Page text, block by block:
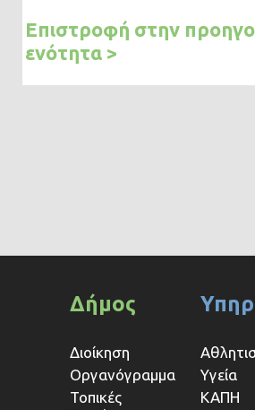
Επιστροφή στην
ενότητα >
Δήμος
Διοίκηση
Οργανόγραμμα
Τοπικές
Υγεία
ΚΑΠΗ